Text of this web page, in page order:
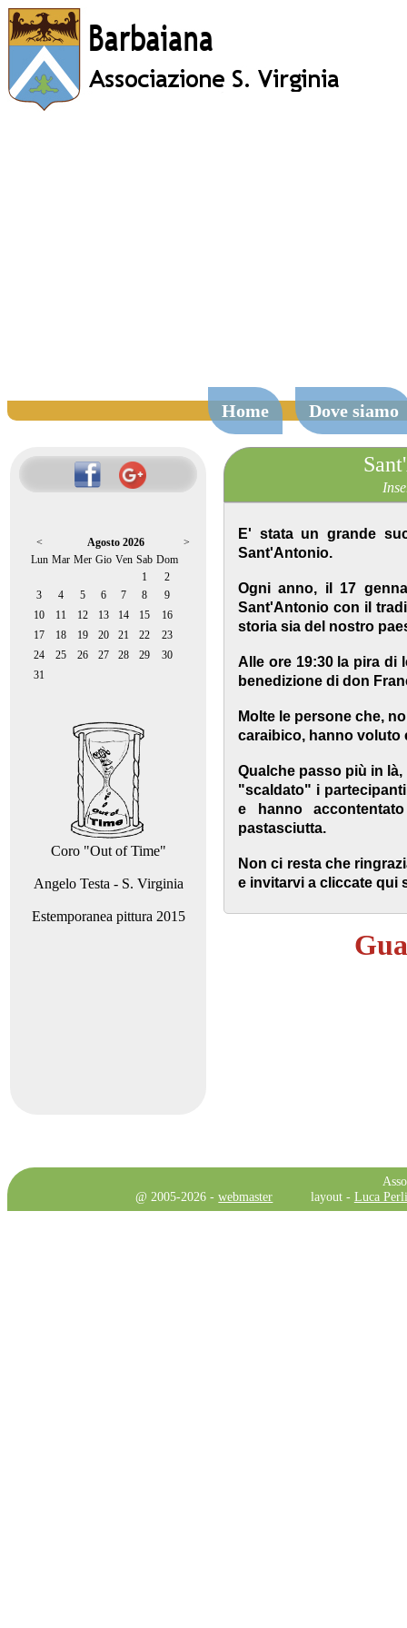
Home Dove siamo
< Agosto 2026
>
Lun Mar Mer Gio Ven Sab Dom
1
2
3
4 5 6 7 8
9
10
11 12 13 14 15
16
17
18 19 20 21 22
23
24
25 26 27 28 29
30
31
Coro "Out of Time"
Angelo Testa - S. Virginia
Estemporanea pittura 2015
E' stata un grande
Sant'Antonio.
Ogni anno, il 17
Sant'Antonio con il
storia sia del nostro
Alle ore 19:30 la pira di
benedizione di don
Molte le persone che,
caraibico, hanno voluto
Qualche passo più in
"scaldato" i
e hanno
pastasciutta.
Non ci resta che
e invitarvi a cliccate qui
@ 2005-2026 -webmaster layout - Luca